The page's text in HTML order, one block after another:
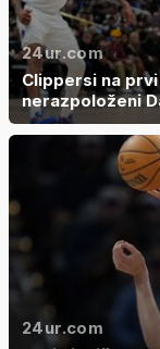
24ur.com
Clippersi na
nerazpoloženi
24ur.com